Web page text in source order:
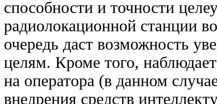
способности и точности
радиолокационной станции
очередь даст возможность
целям. Кроме того,
на оператора (в данном
внедрения средств